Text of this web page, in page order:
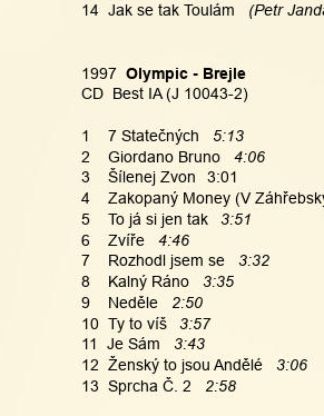
14  Jak se tak Toulám
(Petr
1997 Olympic - Brejle
CD  Best IA (J 10043-2)
1    7 Statečných 5:13
2    Giordano Bruno 4:06
3    Šílenej Zvon
3:01
4    Zakopaný Money (V
5    To já si jen tak
3:51
6    Zvíře 4:46
7    Rozhodl jsem se
  3:32
8    Kalný Ráno 3:35
9    Neděle
   2:50
10  Ty to víš
3:57
11  Je Sám
  3:43
12  Ženský to jsou Andělé 3:06
13  Sprcha Č. 2 2:58